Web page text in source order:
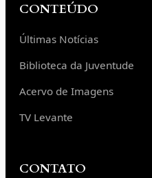
CONTEÚDO
Últimas Notícias
Biblioteca da Juventude
Acervo de Imagens
TV Levante
CONTATO